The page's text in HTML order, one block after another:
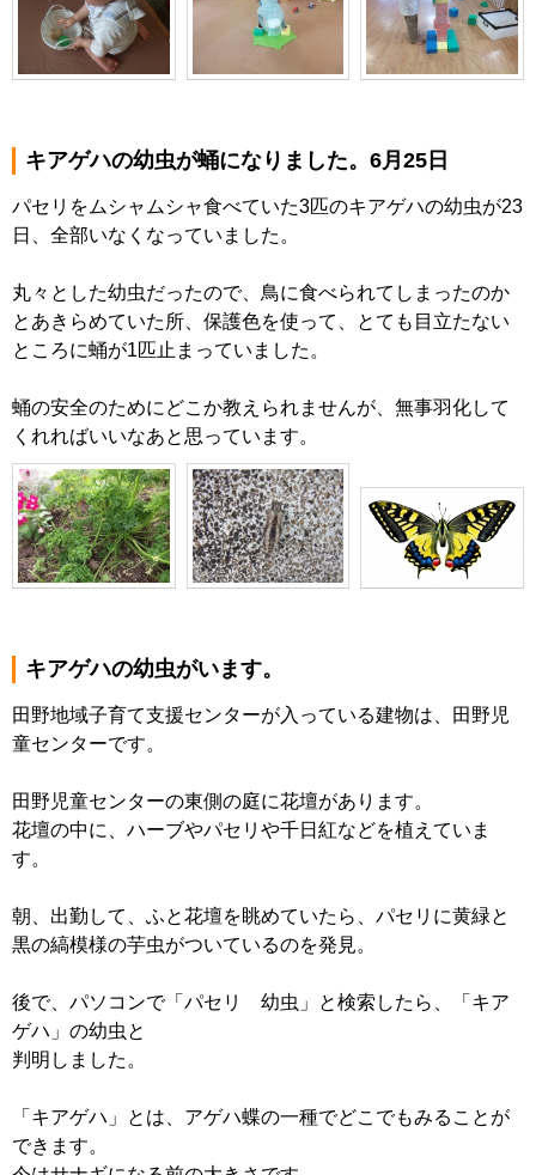
キアゲハの幼虫が蛹になりました。6月25日
パセリをムシャムシャ食べていた3匹のキアゲハの幼虫が23
日、全部いなくなっていました。
丸々とした幼虫だったので、鳥に食べられてしまったのか
とあきらめていた所、保護色を使って、とても目立たない
ところに蛹が1匹止まっていました。
蛹の安全のためにどこか教えられませんが、無事羽化して
くれればいいなあと思っています。
キアゲハの幼虫がいます。
田野地域子育て支援センターが入っている建物は、田野児
童センターです。
田野児童センターの東側の庭に花壇があります。
花壇の中に、ハーブやパセリや千日紅などを植えていま
す。
朝、出勤して、ふと花壇を眺めていたら、パセリに黄緑と
黒の縞模様の芋虫がついているのを発見。
後で、パソコンで「パセリ 幼虫」と検索したら、「キア
ゲハ」の幼虫と
判明しました。
「キアゲハ」とは、アゲハ蝶の一種でどこでもみることが
できます。